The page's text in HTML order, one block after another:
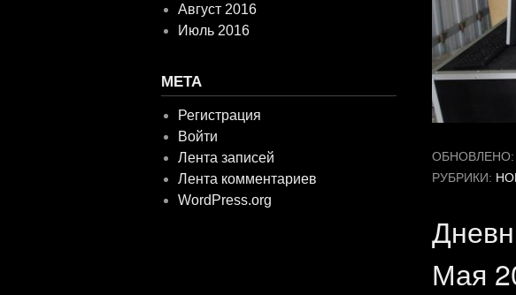
ОБНОВЛЕНО:
РУБРИКИ:
Мая
Август 2016
Июль 2016
МЕТА
Регистрация
Войти
Лента записей
Лента комментариев
WordPress.org